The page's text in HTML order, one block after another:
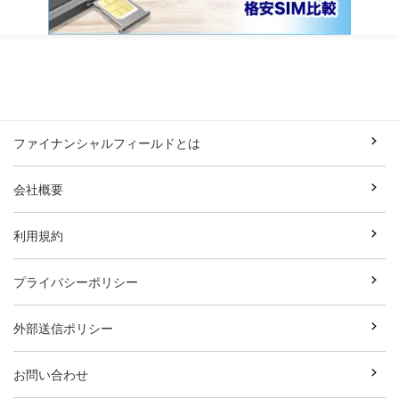
ファイナンシャルフィールドとは
会社概要
利用規約
プライバシーポリシー
外部送信ポリシー
お問い合わせ